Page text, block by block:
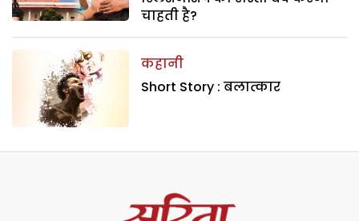
चाहती है?
कहानी
Short Story : बलात्कार